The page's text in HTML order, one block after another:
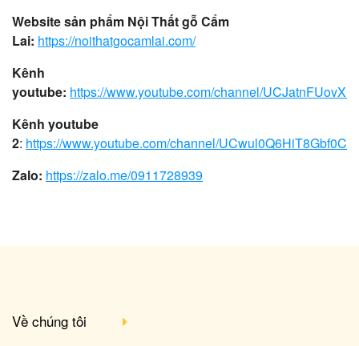
Website sản phẩm Nội Thất gỗ Cẩm
Lai: https://noithatgocamlai.com/
Kênh
youtube: https://www.youtube.com/channel/
Kênh youtube
2: https://www.youtube.com/channel/
Zalo: https://zalo.me/0911728939
Về chúng tôi